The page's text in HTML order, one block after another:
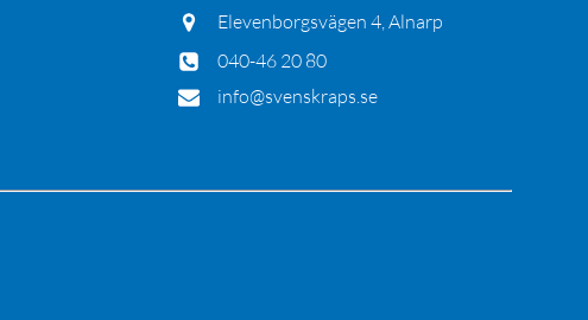
Elevenborgsvägen 4, Alnarp
040-46 20 80
info@svenskraps.se